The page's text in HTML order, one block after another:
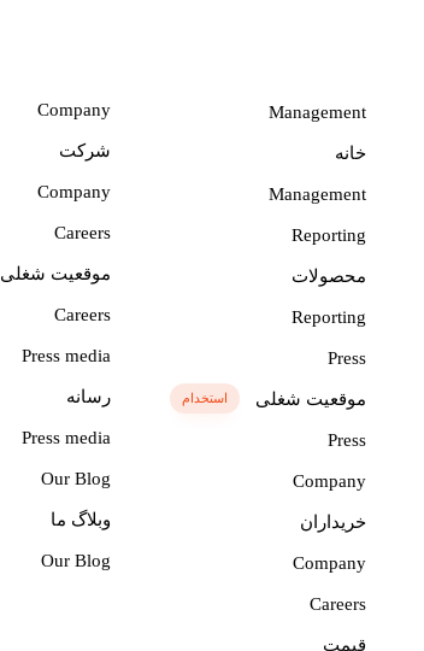
Management
خانه
Management
Reporting
محصولات
Reporting
Press
موقعیت شغلی استخدام
Press
Company
خریداران
Company
Careers
قیمت
Company
شرکت
Company
Careers
موقعیت شغلی
Careers
Press media
رسانه
Press media
Our Blog
وبلاگ ما
Our Blog